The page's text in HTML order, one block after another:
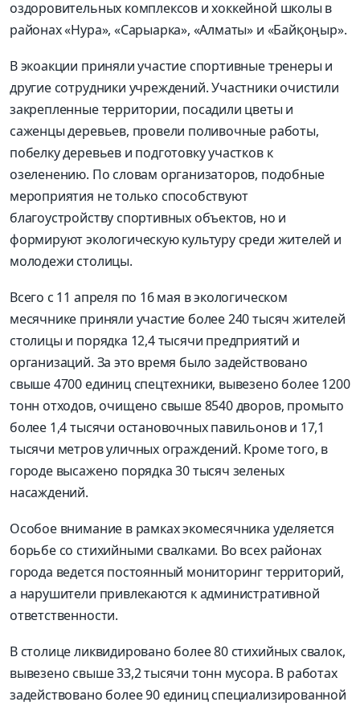
оздоровительных комплексов и хоккейной школы в
районах «Нура», «Сарыарка», «Алматы» и «Байқоңыр».
В экоакции приняли участие спортивные тренеры и
другие сотрудники учреждений. Участники очистили
закрепленные территории, посадили цветы и
саженцы деревьев, провели поливочные работы,
побелку деревьев и подготовку участков к
озеленению. По словам организаторов, подобные
мероприятия не только способствуют
благоустройству спортивных объектов, но и
формируют экологичес­кую культуру среди жителей и
молодежи столицы.
Всего с 11 апреля по 16 мая в экологическом
месячнике приняли участие более 240 тысяч жителей
столицы и порядка 12,4 тысячи предприятий и
организаций. За это время было задействовано
свыше 4700 единиц спецтехники, вывезено более 1200
тонн отходов, очищено свыше 8540 дворов, промыто
более 1,4 тысячи остановочных павильонов и 17,1
тысячи метров уличных ограждений. Кроме того, в
городе высажено порядка 30 тысяч зеленых
насаждений.
Особое внимание в рамках экомесячника уделяется
борьбе со стихийными свалками. Во всех районах
города ведется постоянный мониторинг территорий,
а нарушители привлекаются к административной
ответственности.
В столице ликвидировано более 80 стихийных свалок,
вывезено свыше 33,2 тысячи тонн мусора. В работах
задействовано более 90 единиц специализированной